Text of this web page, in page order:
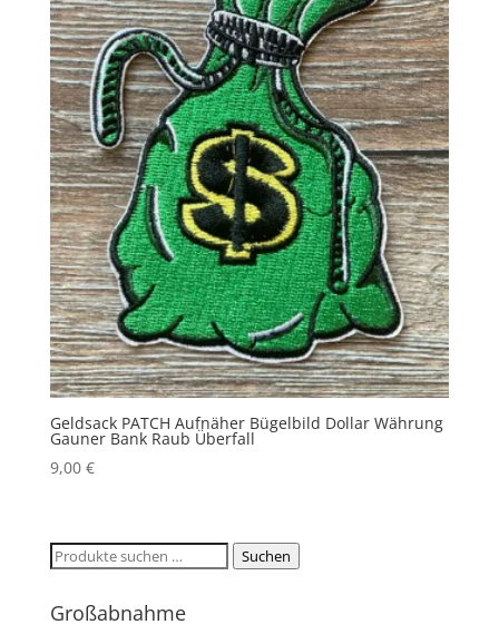
Geldsack PATCH Aufnäher Bügelbild Dollar Währung
Gauner Bank Raub Überfall
9,00 €
Suchen
Suchen
Großabnahme